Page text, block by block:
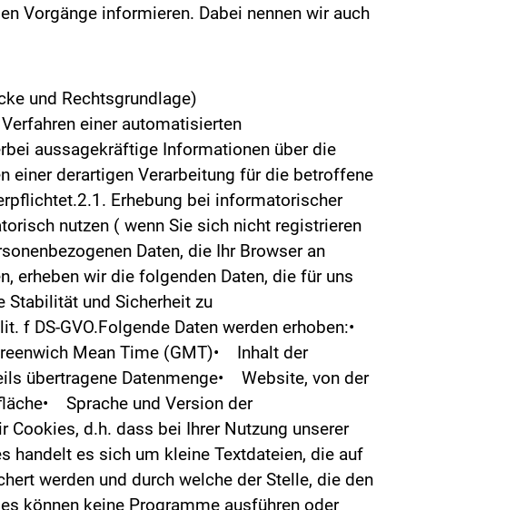
Vorgänge informieren. Dabei nennen wir auch
und Rechtsgrundlage)
einer automatisierten
aussagekräftige Informationen über die
einer derartigen Verarbeitung für die betroffene
Erhebung bei informatorischer
nutzen ( wenn Sie sich nicht registrieren
Daten, die Ihr Browser an
erheben wir die folgenden Daten, die für uns
Stabilität und Sicherheit zu
f DS-GVO.Folgende Daten werden erhoben:•
Mean Time (GMT)• Inhalt der
übertragene Datenmenge• Website, von der
Sprache und Version der
d.h. dass bei Ihrer Nutzung unserer
handelt es sich um kleine Textdateien, die auf
werden und durch welche der Stelle, die den
können keine Programme ausführen oder